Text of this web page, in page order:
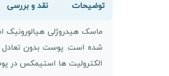
توضیحات نقد و بررسی
شده است. پوست بدون تعادل
الکترولیت ها استیمکس در